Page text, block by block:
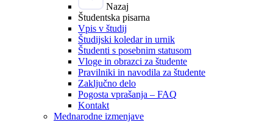
Nazaj
Študentska pisarna
Vpis v študij
Študijski koledar in urnik
Študenti s posebnim statusom
Vloge in obrazci za študente
Pravilniki in navodila za študente
Zaključno delo
Pogosta vprašanja – FAQ
Kontakt
Mednarodne izmenjave